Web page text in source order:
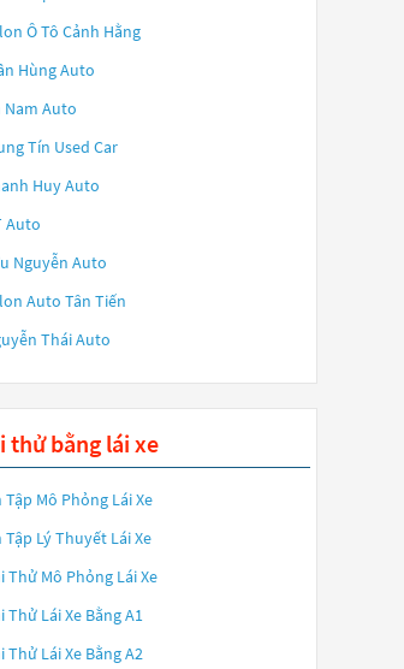
Ô Tô Cảnh Hằng
Hùng Auto
Nam Auto
Tín Used Car
Huy Auto
Auto
Nguyễn Auto
Auto Tân Tiến
Thái Auto
thử bằng lái xe
Tập Mô Phỏng Lái Xe
Tập Lý Thuyết Lái Xe
Thử Mô Phỏng Lái Xe
Thử Lái Xe Bằng A1
Thử Lái Xe Bằng A2